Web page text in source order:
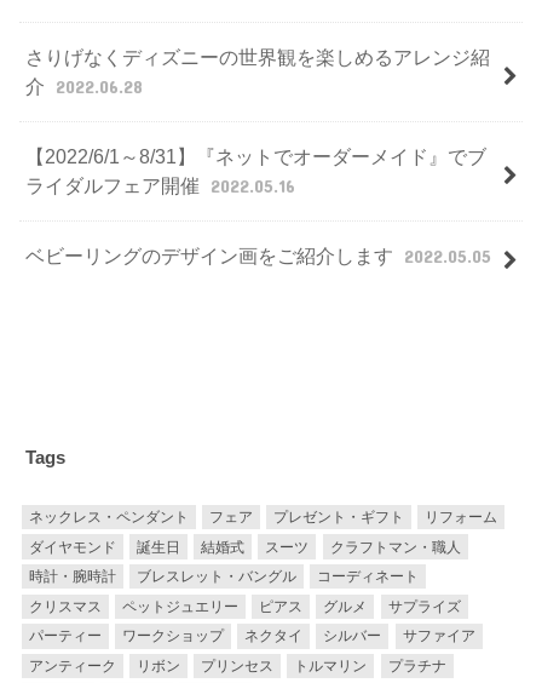
さりげなくディズニーの世界観を楽しめるアレンジ紹
介
2022.06.28
【2022/6/1～8/31】『ネットでオーダーメイド』でブ
ライダルフェア開催
2022.05.16
ベビーリングのデザイン画をご紹介します 2022.05.05
Tags
ネックレス・ペンダント フェア プレゼント・ギフト
リフォーム
ダイヤモンド
誕生日 結婚式 スーツ
クラフトマン・職人
時計・腕時計
ブレスレット・バングル
コーディネート
クリスマス
ペットジュエリー ピアス グルメ
サプライズ
パーティー
ワークショップ ネクタイ シルバー
サファイア
アンティーク
リボン プリンセス トルマリン
プラチナ